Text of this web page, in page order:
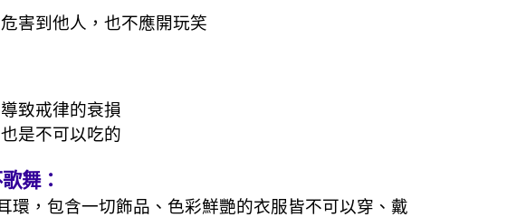
害到他人，也不應開玩笑
致戒律的衰損
是不可以吃的
舞：
環，包含一切飾品、色彩鮮艷的衣服皆不可以穿、戴